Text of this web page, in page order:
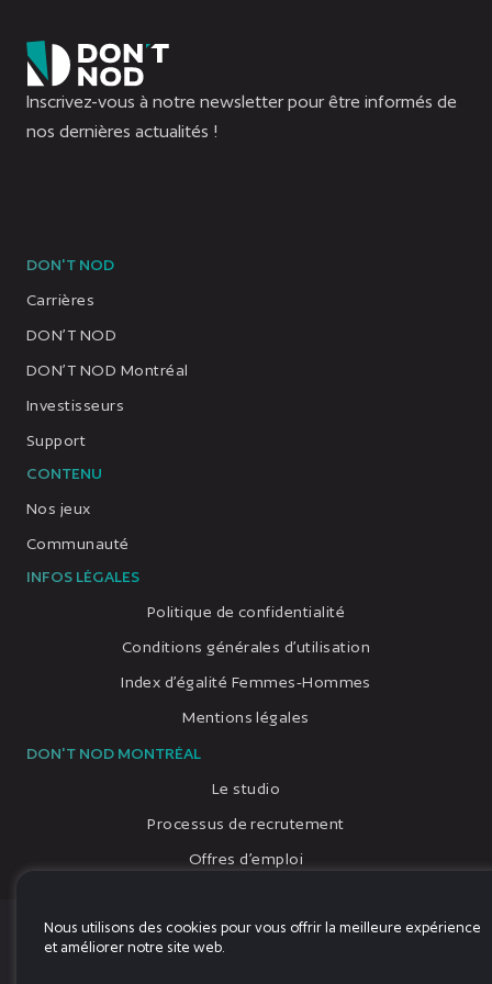
Inscrivez-vous à notre newsletter pour être informés de
nos dernières actualités !
DON'T NOD
Carrières
DON’T NOD
DON’T NOD Montréal
Investisseurs
Support
CONTENU
Nos jeux
Communauté
INFOS LÉGALES
Politique de confidentialité
Conditions générales d’utilisation
Index d’égalité Femmes-Hommes
Mentions légales
DON'T NOD MONTRÉAL
Le studio
Processus de recrutement
Offres d’emploi
© 2026, Tous droits réservés, DON'T NOD
Nous utilisons des cookies pour vous offrir la meilleure expérience
et améliorer notre site web.